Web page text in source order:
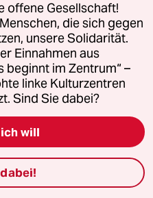
GmbH
Fragen oder für Genehmigungen
offene Gesellschaft!
die sich gegen
unsere Solidarität.
Einnahmen aus
beginnt im Zentrum“ –
linke Kulturzentren
Sind Sie dabei?
will